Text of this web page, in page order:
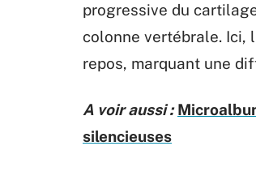
progressive du
colonne vertébrale. Ici,
repos, marquant une
A voir aussi :
silencieuses